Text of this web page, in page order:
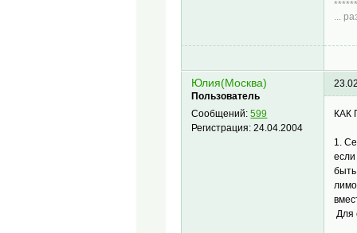
...
Юлия(Москва)
Пользователь
Сообщений:599
Регистрация:24.04.2004
КАК
1.
Для